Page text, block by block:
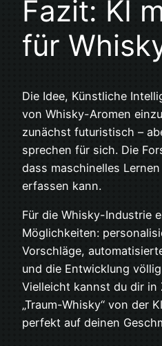
Fazit: KI
für
Die Idee, Künstliche
von Whisky-Aromen
zunächst futuristisch –
sprechen für sich. Die
dass maschinelles
erfassen kann.
Für die Whisky-Industrie
Möglichkeiten:
Vorschläge,
und die Entwicklung
Vielleicht kannst du dir in
„Traum-Whisky“ von der
perfekt auf deinen